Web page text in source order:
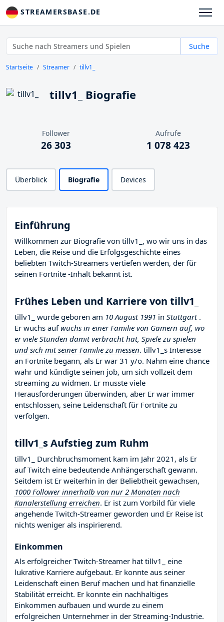
STREAMERSBASE.DE
Suche
Startseite Streamer tillv1_
tillv1_ Biografie
Follower
26 303
Aufrufe
1 078 423
Überblick Biografie Devices
Einführung
Willkommen zur Biografie von tillv1_, wo wir uns in das
Leben, die Reise und die Erfolgsgeschichte eines
beliebten Twitch-Streamers vertiefen werden, der für
seinen Fortnite -Inhalt bekannt ist.
Frühes Leben und Karriere von tillv1_
tillv1_ wurde geboren am 10 August 1991 in Stuttgart .
Er wuchs aufwuchs in einer Familie von Gamern auf, wo
er viele Stunden damit verbracht hat, Spiele zu spielen
und sich mit seiner Familie zu messen. tillv1_s Interesse
an Fortnite begann, als Er war 31 y/o. Nahm eine chance
wahr und kündigte seinen job, um sich vollzeit dem
streaming zu widmen. Er musste viele
Herausforderungen überwinden, aber Er war immer
entschlossen, seine Leidenschaft für Fortnite zu
verfolgen.
tillv1_s Aufstieg zum Ruhm
tillv1_ Durchbruchsmoment kam im Jahr 2021, als Er
auf Twitch eine bedeutende Anhängerschaft gewann.
Seitdem ist Er weiterhin in der Beliebtheit gewachsen,
1000 Follower innerhalb von nur 2 Monaten nach
Kanalerstellung erreichen. Er ist zum Vorbild für viele
angehende Twitch-Streamer geworden und Er Reise ist
nichts weniger als inspirierend.
Einkommen
Als erfolgreicher Twitch-Streamer hat tillv1_ eine
lukrative Karriere aufgebaut. Er konnte aus seiner
Leidenschaft einen Beruf machen und hat finanzielle
Stabilität erreicht. Er konnte ein nachhaltiges
Einkommen aufbauen und wurde zu einem
erfolgreichen Unternehmer in der Streaming-Industrie.